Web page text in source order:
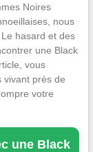
Noires
nous
hasard et des
une Black
vous
vivant près de
votre
une Black